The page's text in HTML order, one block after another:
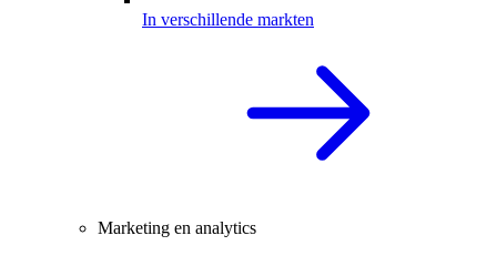
In verschillende markten
Marketing en analytics